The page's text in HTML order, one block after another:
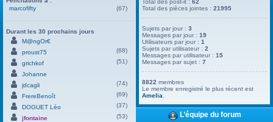
marcofifty
(67)
Durant les 30 prochains jours
M@ngOr€
proust75
(68)
grichkof
(51)
Johanne
jdcagli
(74)
FrereBenoît
(69)
DOGUET Léo
(37)
jfontaine
(53)
Total des pièces jointes :21995
Sujets par jour :3
Messages par jour :19
Utilisateurs par jour :1
Sujets par utilisateur :2
Messages par utilisateur :15
Messages par sujet :7
8822 membres
Le membre enregistré le plus récent est
Amelia
L’équipe du forum